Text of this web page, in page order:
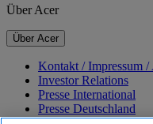
Über Acer
Über Acer
Kontakt / Impressum
Investor Relations
Presse International
Presse Deutschland